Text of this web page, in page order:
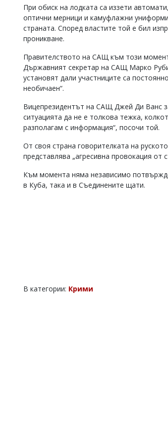
office@flagman.bg
Коментарите
статиите
въвеждат
читателите
отговорност
откриете
коментар,
При обиск на лодката са иззети
оптични мерници и камуфлажни
страната. Според властите той е бил
проникване.
Правителството на САЩ към този
Държавният секретар на САЩ Марко
установят дали участниците са
необичаен“.
Вицепрезидентът на САЩ Джей Ди Ванс
ситуацията да не е толкова тежка,
разполагам с информация“, посочи той.
От своя страна говорителката на
представлява „агресивна провокация
Към момента няма независимо
в Куба, така и в Съединените щати.
В категории: Крими